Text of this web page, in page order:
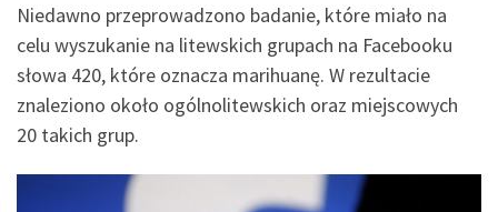
Niedawno przeprowadzono badanie, które miało na
celu wyszukanie na litewskich grupach na Facebooku
słowa 420, które oznacza marihuanę. W rezultacie
znaleziono około ogólnolitewskich oraz miejscowych
20 takich grup.